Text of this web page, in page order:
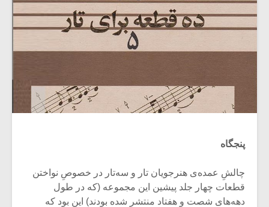
پنجگاه
چالشِ عمده‌ی هنرجویان تار و سه‌تار در خصوصِ نواختن
قطعات چهار جلد پیشین این مجموعه (که در طول
دهه‌های شصت و هفتاد منتشر شده بودند) این بود که